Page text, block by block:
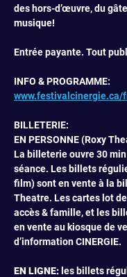
des hors-d’œuvre, du
musique!
Entrée payante. Tout
INFO & PROGRAMME:
www.festivalcinergie.ca/
BILLETERIE:
EN PERSONNE (Roxy
La billeterie ouvre 30
séance. Les billets
film) sont en vente à la
Theatre. Les cartes lot
accès & famille, et les
en vente au kiosque de
d’information CINERGIE.
EN LIGNE: les billets